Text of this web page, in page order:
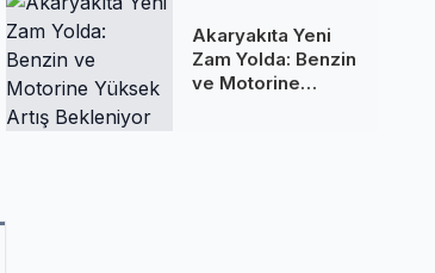
Akaryakıta Yeni
Zam Yolda: Benzin
ve Motorine